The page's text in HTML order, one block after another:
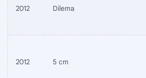
2012 Dilema
2012 5 cm